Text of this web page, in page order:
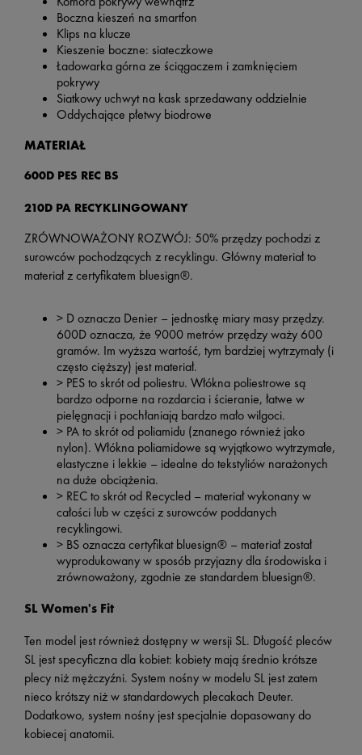
Boczna kieszeń na smartfon
Klips na klucze
Kieszenie boczne: siateczkowe
Ładowarka górna ze ściągaczem i zamknięciem
pokrywy
Siatkowy uchwyt na kask sprzedawany oddzielnie
Oddychające płetwy biodrowe
MATERIAŁ
600D PES REC BS
210D PA RECYKLINGOWANY
ZRÓWNOWAŻONY ROZWÓJ: 50% przędzy pochodzi z
surowców pochodzących z recyklingu. Główny materiał to
materiał z certyfikatem bluesign®.
> D oznacza Denier – jednostkę miary masy przędzy.
600D oznacza, że 9000 metrów przędzy waży 600
gramów. Im wyższa wartość, tym bardziej wytrzymały (i
często cięższy) jest materiał.
> PES to skrót od poliestru. Włókna poliestrowe są
bardzo odporne na rozdarcia i ścieranie, łatwe w
pielęgnacji i pochłaniają bardzo mało wilgoci.
> PA to skrót od poliamidu (znanego również jako
nylon). Włókna poliamidowe są wyjątkowo wytrzymałe,
elastyczne i lekkie – idealne do tekstyliów narażonych
na duże obciążenia.
> REC to skrót od Recycled – materiał wykonany w
całości lub w części z surowców poddanych
recyklingowi.
> BS oznacza certyfikat bluesign® – materiał został
wyprodukowany w sposób przyjazny dla środowiska i
zrównoważony, zgodnie ze standardem bluesign®.
SL Women's Fit
Ten model jest również dostępny w wersji SL. Długość pleców
SL jest specyficzna dla kobiet: kobiety mają średnio krótsze
plecy niż mężczyźni. System nośny w modelu SL jest zatem
nieco krótszy niż w standardowych plecakach Deuter.
Dodatkowo, system nośny jest specjalnie dopasowany do
kobiecej anatomii.